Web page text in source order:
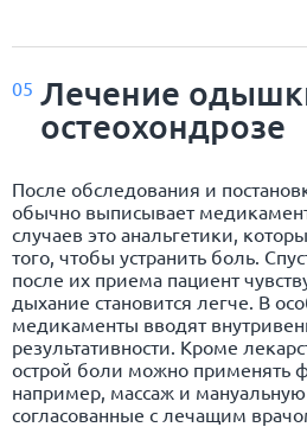
05 Лечение
остеохондрозе
После обследования и
обычно выписывает
случаев это анальгетики,
того, чтобы устранить боль.
после их приема пациент
дыхание становится легче. В
медикаменты вводят
результативности. Кроме
острой боли можно применять
например, массаж и
согласованные с лечащим